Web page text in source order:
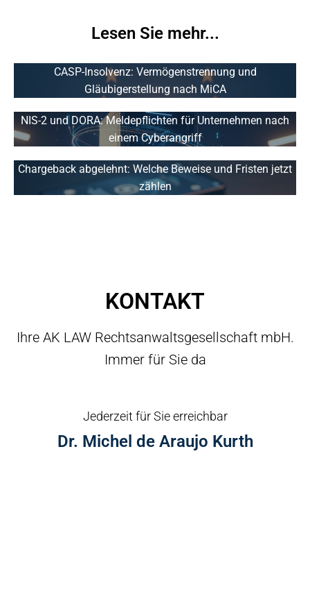
Lesen Sie mehr...
CASP-Insolvenz: Vermögenstrennung und
Gläubigerstellung nach MiCA
NIS-2 und DORA: Meldepflichten für Unternehmen nach
einem Cyberangriff
Chargeback abgelehnt: Welche Beweise und Fristen jetzt
zählen
KONTAKT
Ihre AK LAW Rechtsanwaltsgesellschaft mbH.
Immer für Sie da
Jederzeit für Sie erreichbar
Dr. Michel de Araujo Kurth